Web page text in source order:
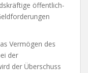
öffentlich-
Vermögen des
der
der Überschuss